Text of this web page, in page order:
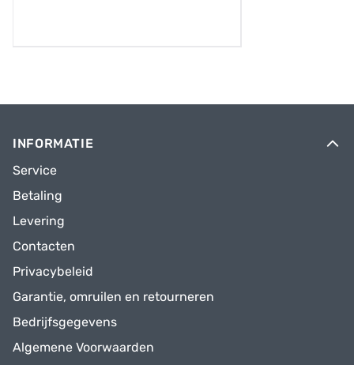
INFORMATIE
Service
Betaling
Levering
Contacten
Privacybeleid
Garantie, omruilen en retourneren
Bedrijfsgegevens
Algemene Voorwaarden